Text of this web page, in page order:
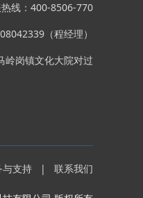
线：400-8506-770
（程经理）
岭岗镇文化大院对过
与支持 | 联系我们